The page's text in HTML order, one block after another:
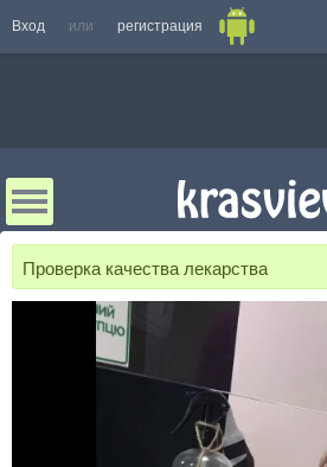
Вход или регистрация
Проверка качества лекарства